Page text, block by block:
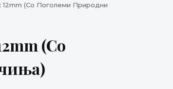
12mm (Со Поголеми Природни
(Со